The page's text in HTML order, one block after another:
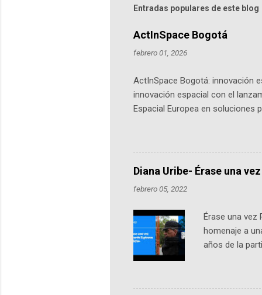
Entradas populares de este blog
ActInSpace Bogotá
febrero 01, 2026
ActInSpace Bogotá: innovación
innovación espacial con el
Espacial Europea en soluciones
emprendedores y estudiantes.
más de 60 ciudades, donde
datos orbitales. En Bogotá,
Diana Uribe- Érase una
febrero 05, 2022
Érase una vez
homenaje a
años de la
podcast, de
nuestro